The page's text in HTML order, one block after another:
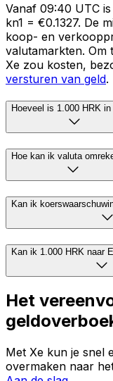
Vanaf 09:40 UTC
kn1 = €0.1327. De
koop- en
valutamarkten. Om
Xe zou kosten,
versturen van geld.
Hoeveel is 1.000 HRK
Hoe kan ik valuta
Kan ik
Kan ik 1.000 HRK naar
Het
Met Xe kun je snel
overmaken naar